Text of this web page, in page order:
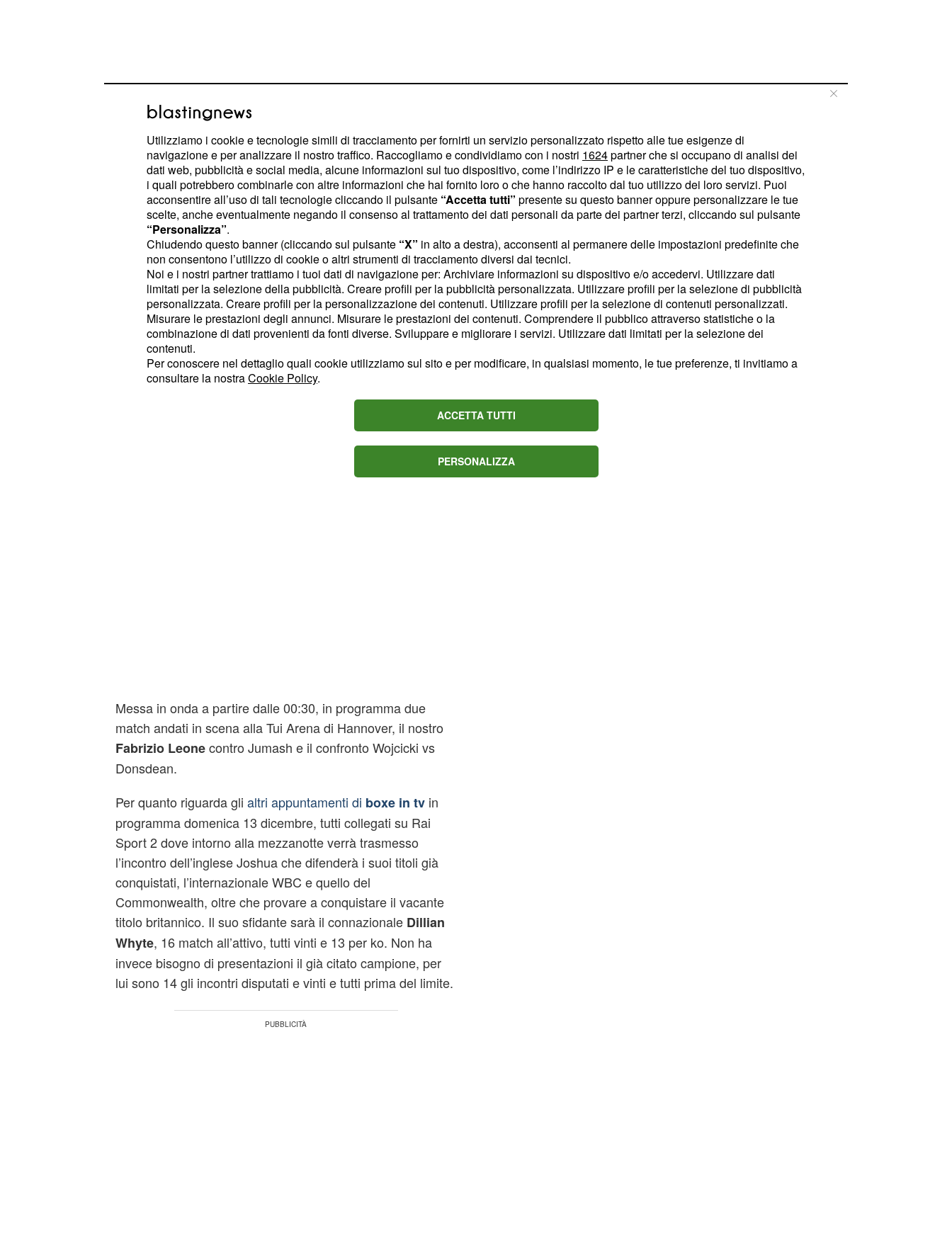
Grande boxe in tv: sabato 12 e
domenica 13 dicembre
Si parte dalla serata di domani, il via è dato daSportitaliail
quale alle 21:30 trasmetterà i campionati italiani neo pro.
Semifinali con i match Tiganas-Galici, Ricupido-Sannino, El
Kadimi-Albert. Confermato l’appuntamento fisso che tutti gli
appassionati ormai attendono regolarmente, quello alle 23
Dejay Tv. Ad andare in onda un match della Top Rank,
riunione svoltasi qualche settimana fa a Las Vegas, sul ring
Rodriguez vs Ivan Najera. Si combatte nella categoria
dei pesi leggeri. Naturalmente non vi anticipiamo il risultato,
vi diciamo soltanto che si tratta di un match spettacolare e
dal finale molto intenso tutto da gustare. Saltiamo ora al
programma di domenica, ancora Sportitalia, ancora la
Messa in onda a partire dalle 00:30, in programma due
match andati in scena alla Tui Arena di Hannover, il nostro
Fabrizio Leonecontro Jumash e il confronto Wojcicki vs
Donsdean.
Per quanto riguarda gli altri appuntamenti di boxe in tvin
programma domenica 13 dicembre, tutti collegati su Rai
Sport 2 dove intorno alla mezzanotte verrà trasmesso
l’incontro dell’inglese Joshua che difenderà i suoi titoli già
conquistati, l’internazionale WBC e quello del
Commonwealth, oltre che provare a conquistare il vacante
titolo britannico. Il suo sfidante sarà il connazionale Dillian
Whyte, 16 match all’attivo, tutti vinti e 13 per ko. Non ha
invece bisogno di presentazioni il già citato campione, per
lui sono 14 gli incontri disputati e vinti e tutti prima del limite.
Utilizziamo i cookie e tecnologie simili di tracciamento per fornirti un servizio personalizzato rispetto alle tue esigenze di
navigazione e per analizzare il nostro traffico. Raccogliamo e condividiamo con i nostri 1624partner che si occupano di analisi dei
dati web, pubblicità e social media, alcune informazioni sul tuo dispositivo, come l’indirizzo IP e le caratteristiche del tuo dispositivo,
i quali potrebbero combinarle con altre informazioni che hai fornito loro o che hanno raccolto dal tuo utilizzo dei loro servizi. Puoi
acconsentire all’uso di tali tecnologie cliccando il pulsante “Accetta tutti” presente su questo banner oppure personalizzare le tue
scelte, anche eventualmente negando il consenso al trattamento dei dati personali da parte dei partner terzi, cliccando sul pulsante
“Personalizza”.
Chiudendo questo banner (cliccando sul pulsante “X” in alto a destra), acconsenti al permanere delle impostazioni predefinite che
non consentono l’utilizzo di cookie o altri strumenti di tracciamento diversi dai tecnici.
Noi e i nostri partner trattiamo i tuoi dati di navigazione per: Archiviare informazioni su dispositivo e/o accedervi. Utilizzare dati
limitati per la selezione della pubblicità. Creare profili per la pubblicità personalizzata. Utilizzare profili per la selezione di pubblicità
personalizzata. Creare profili per la personalizzazione dei contenuti. Utilizzare profili per la selezione di contenuti personalizzati.
Misurare le prestazioni degli annunci. Misurare le prestazioni dei contenuti. Comprendere il pubblico attraverso statistiche o la
combinazione di dati provenienti da fonti diverse. Sviluppare e migliorare i servizi. Utilizzare dati limitati per la selezione dei
contenuti.
Per conoscere nel dettaglio quali cookie utilizziamo sul sito e per modificare, in qualsiasi momento, le tue preferenze, ti invitiamo a
consultare la nostraCookie Policy.
ACCETTA TUTTI
PERSONALIZZA